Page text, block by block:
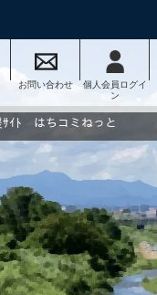
お問い合わせ
個人会員ログイ
ン
ｻｲﾄ はちコミねっと